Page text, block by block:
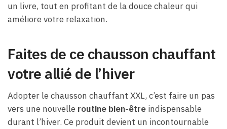
un livre, tout en profitant de la douce chaleur qui
améliore votre relaxation.
Faites de ce chausson chauffant
votre allié de l’hiver
Adopter le chausson chauffant XXL, c’est faire un pas
vers une nouvelle routine bien-être indispensable
durant l’hiver. Ce produit devient un incontournable